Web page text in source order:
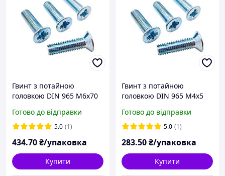
Гвинт з потайною
головкою DIN 965 М6х70
Готово до відправки
5.0 (1)
434.70₴/упаковка
Купити
Гвинт з потайною
головкою DIN 965 М4х5
Готово до відправки
5.0 (1)
283.50₴/упаковка
Купити